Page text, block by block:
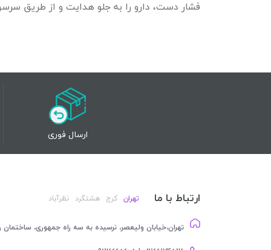
فشار دست، دارو را به جلو هدایت و از طریق
ارسال فوری
ارتباط با ما تهران کرج هشتگرد نظرآباد
تهران،خیابان ولیعصر، نرسیده به سه راه جمهوری، ساختمان